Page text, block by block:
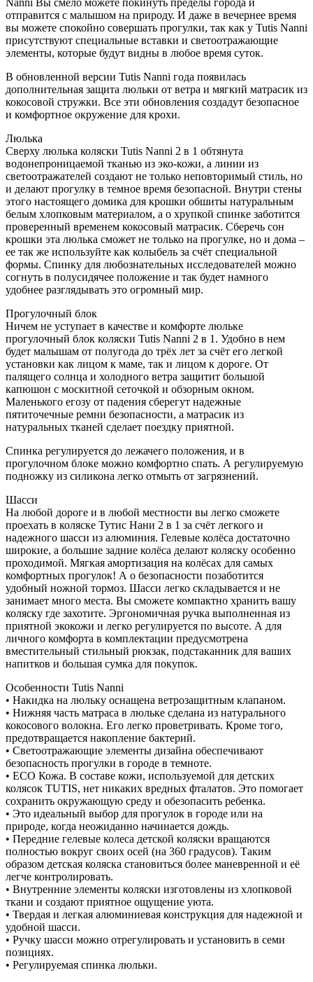
Nanni Вы смело можете покинуть пределы города и
отправится с малышом на природу. И даже в вечернее время
вы можете спокойно совершать прогулки, так как у Tutis Nanni
присутствуют специальные вставки и светоотражающие
элементы, которые будут видны в любое время суток.
В обновленной версии Tutis Nanni года появилась
дополнительная защита люльки от ветра и мягкий матрасик из
кокосовой стружки. Все эти обновления создадут безопасное
и комфортное окружение для крохи.
Люлька
Сверху люлька коляски Tutis Nanni 2 в 1 обтянута
водонепроницаемой тканью из эко-кожи, а линии из
светоотражателей создают не только неповторимый стиль, но
и делают прогулку в темное время безопасной. Внутри стены
этого настоящего домика для крошки обшиты натуральным
белым хлопковым материалом, а о хрупкой спинке заботится
проверенный временем кокосовый матрасик. Сберечь сон
крошки эта люлька сможет не только на прогулке, но и дома –
ее так же используйте как колыбель за счёт специальной
формы. Спинку для любознательных исследователей можно
согнуть в полусидячее положение и так будет намного
удобнее разглядывать это огромный мир.
Прогулочный блок
Ничем не уступает в качестве и комфорте люльке
прогулочный блок коляски Tutis Nanni 2 в 1. Удобно в нем
будет малышам от полугода до трёх лет за счёт его легкой
установки как лицом к маме, так и лицом к дороге. От
палящего солнца и холодного ветра защитит большой
капюшон с москитной сеточкой и обзорным окном.
Маленького егозу от падения сберегут надежные
пятиточечные ремни безопасности, а матрасик из
натуральных тканей сделает поездку приятной.
Спинка регулируется до лежачего положения, и в
прогулочном блоке можно комфортно спать. А регулируемую
подножку из силикона легко отмыть от загрязнений.
Шасси
На любой дороге и в любой местности вы легко сможете
проехать в коляске Тутис Нани 2 в 1 за счёт легкого и
надежного шасси из алюминия. Гелевые колёса достаточно
широкие, а большие задние колёса делают коляску особенно
проходимой. Мягкая амортизация на колёсах для самых
комфортных прогулок! А о безопасности позаботится
удобный ножной тормоз. Шасси легко складывается и не
занимает много места. Вы сможете компактно хранить вашу
коляску где захотите. Эргономичная ручка выполненная из
приятной экокожи и легко регулируется по высоте. А для
личного комфорта в комплектации предусмотрена
вместительный стильный рюкзак, подстаканник для ваших
напитков и большая сумка для покупок.
Особенности Tutis Nanni
• Накидка на люльку оснащена ветрозащитным клапаном.
• Нижняя часть матраса в люльке сделана из натурального
кокосового волокна. Его легко проветривать. Кроме того,
предотвращается накопление бактерий.
• Светоотражающие элементы дизайна обеспечивают
безопасность прогулки в городе в темноте.
• ECO Кожа. В составе кожи, используемой для детских
колясок TUTIS, нет никаких вредных фталатов. Это помогает
сохранить окружающую среду и обезопасить ребенка.
• Это идеальный выбор для прогулок в городе или на
природе, когда неожиданно начинается дождь.
• Передние гелевые колеса детской коляски вращаются
полностью вокруг своих осей (на 360 градусов). Таким
образом детская коляска становиться более маневренной и её
легче контролировать.
• Внутренние элементы коляски изготовлены из хлопковой
ткани и создают приятное ощущение уюта.
• Твердая и легкая алюминиевая конструкция для надежной и
удобной шасси.
• Ручку шасси можно отрегулировать и установить в семи
позициях.
• Регулируемая спинка люльки.